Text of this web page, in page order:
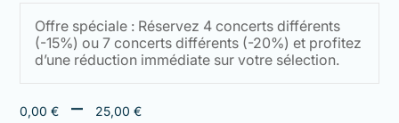
Offre spéciale : Réservez 4 concerts différents
(-15%) ou 7 concerts différents (-20%) et profitez
d’une réduction immédiate sur votre sélection.
0,00€ – 25,00€Plage